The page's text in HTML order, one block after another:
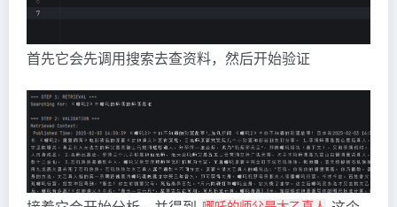
首先它会先调用搜索去查资料，然后开始验证